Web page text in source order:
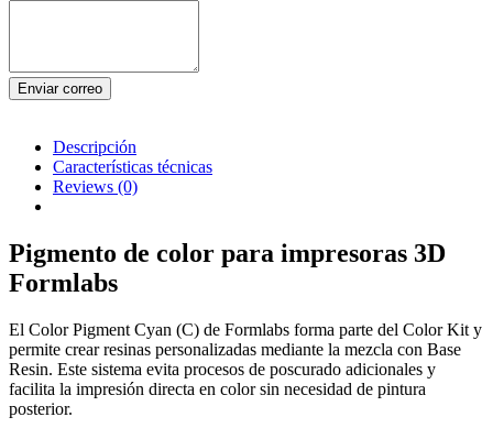
Enviar correo
Descripción
Características técnicas
Reviews (0)
Pigmento de color para impresoras 3D
Formlabs
El Color Pigment Cyan (C) de Formlabs forma parte del Color Kit y
permite crear resinas personalizadas mediante la mezcla con Base
Resin. Este sistema evita procesos de poscurado adicionales y
facilita la impresión directa en color sin necesidad de pintura
posterior.